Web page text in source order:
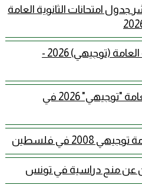
جدول امتحانات الثانوية العامة
رابط فحص نتائج الثانوية العامة (توجيهي) 2026 -
بالأسماء نتائج الثانوية العامة "توجيهي" 2026 في
2008 في فلسطين
عن منح دراسية في تونس